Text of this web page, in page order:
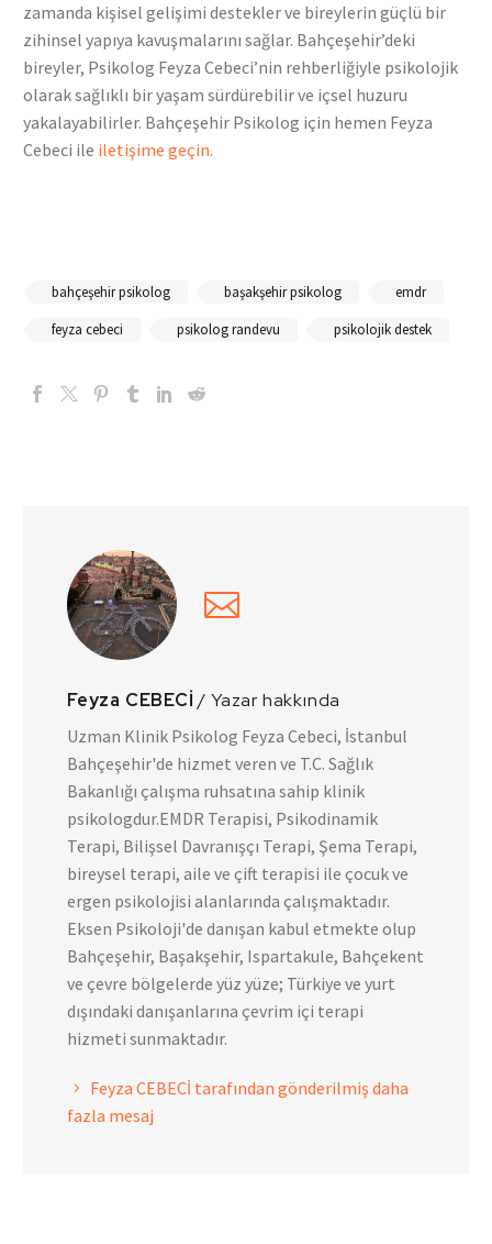
zamanda kişisel gelişimi destekler ve bireylerin güçlü bir
zihinsel yapıya kavuşmalarını sağlar. Bahçeşehir’deki
bireyler, Psikolog Feyza Cebeci’nin rehberliğiyle psikolojik
olarak sağlıklı bir yaşam sürdürebilir ve içsel huzuru
yakalayabilirler. Bahçeşehir Psikolog için hemen Feyza
Cebeci ile iletişime geçin.
bahçeşehir psikolog başakşehir psikolog
emdr
feyza cebeci
psikolog randevu psikolojik destek
Feyza CEBECİ/ Yazar hakkında
Uzman Klinik Psikolog Feyza Cebeci, İstanbul
Bahçeşehir'de hizmet veren ve T.C. Sağlık
Bakanlığı çalışma ruhsatına sahip klinik
psikologdur.EMDR Terapisi, Psikodinamik
Terapi, Bilişsel Davranışçı Terapi, Şema Terapi,
bireysel terapi, aile ve çift terapisi ile çocuk ve
ergen psikolojisi alanlarında çalışmaktadır.
Eksen Psikoloji'de danışan kabul etmekte olup
Bahçeşehir, Başakşehir, Ispartakule, Bahçekent
ve çevre bölgelerde yüz yüze; Türkiye ve yurt
dışındaki danışanlarına çevrim içi terapi
hizmeti sunmaktadır.
Feyza CEBECİ tarafından gönderilmiş daha
fazla mesaj